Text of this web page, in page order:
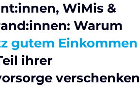
WiMis &
Warum
gutem Einkommen
ihrer
verschenken